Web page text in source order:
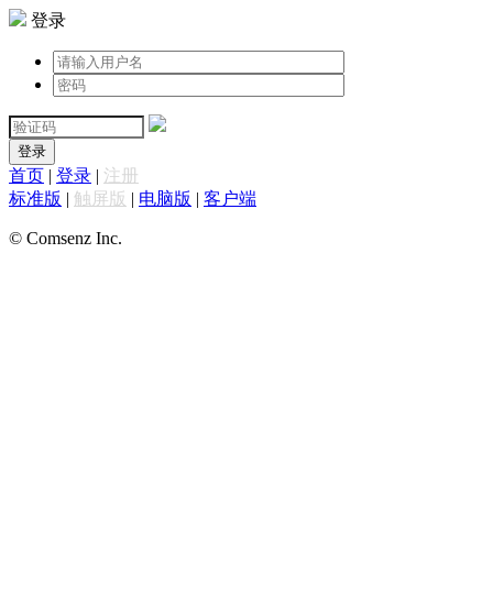
登录
登录
首页 | 登录 | 注册
标准版 | 触屏版 | 电脑版 | 客户端
© Comsenz Inc.